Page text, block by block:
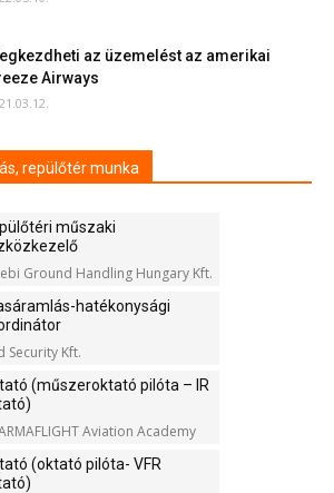
az üzemelést az amerikai
Airways
repülőtér munka
műszaki
Ground Handling Hungary Kft.
hatékonysági
Security Kft.
(műszeroktató pilóta – IR
Aviation Academy
(oktató pilóta- VFR